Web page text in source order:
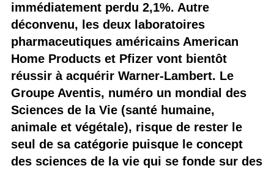
immédiatement perdu 2,1%. Autre
déconvenu, les deux laboratoires
pharmaceutiques américains American
Home Products et Pfizer vont bientôt
réussir à acquérir Warner-Lambert. Le
Groupe Aventis, numéro un mondial des
Sciences de la Vie (santé humaine,
animale et végétale), risque de rester le
seul de sa catégorie puisque le concept
des sciences de la vie qui se fonde sur des